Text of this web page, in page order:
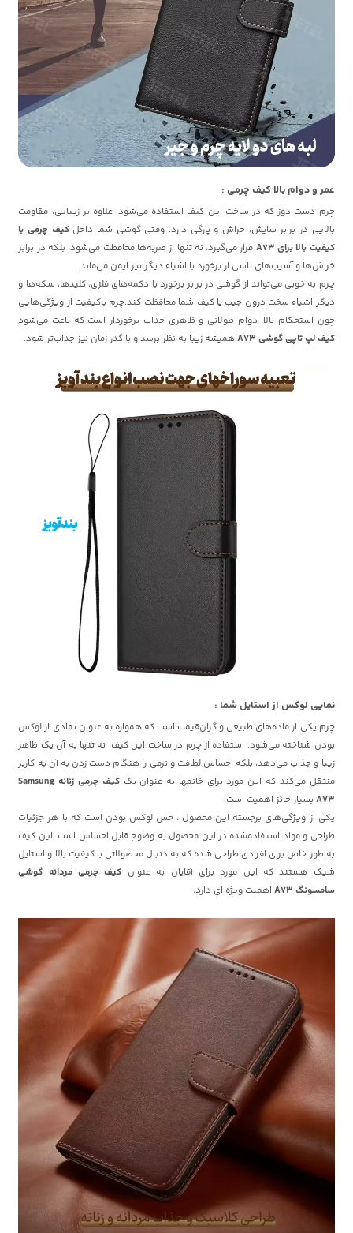
عمر و دوام بالا کیف چرمی :
چرم دست دوز که در ساخت این کیف استفاده می‌شود، علاوه بر زیبایی، مقاومت
بالایی در برابر سایش، خراش و پارگی دارد. وقتی گوشی شما داخلکیف چرمی با
کیفیت بالا برای A73
قرار می‌گیرد، نه تنها از ضربه‌ها محافظت می‌شود، بلکه در برابر
خراش‌ها و آسیب‌های ناشی از برخورد با اشیاء دیگر نیز ایمن می‌ماند.
چرم به خوبی می‌تواند از گوشی در برابر برخورد با دکمه‌های فلزی، کلیدها، سکه‌ها و
دیگر اشیاء سخت درون جیب یا کیف شما محافظت کند.چرم باکیفیت از ویژگی‌هایی
چون استحکام بالا، دوام طولانی و ظاهری جذاب برخوردار است که باعث می‌شود
کیف لپ تاپی گوشی A73
همیشه زیبا به نظر برسد و با گذر زمان نیز جذاب‌تر شود.
نمایی لوکس از استایل شما :
چرم یکی از ماده‌های طبیعی و گران‌قیمت است که همواره به عنوان نمادی از لوکس
بودن شناخته می‌شود. استفاده از چرم در ساخت این کیف، نه تنها به آن یک ظاهر
زیبا و جذاب می‌دهد، بلکه احساس لطافت و نرمی را هنگام دست زدن به آن به کاربر
منتقل می‌کند که این مورد برای خانمها به عنوان یک
کیف چرمی زنانه Samsung
A73 بسیار حائز اهمیت است.
یکی از ویژگی‌های برجسته این محصول ، حس لوکس بودن است که با هر جزئیات
طراحی و مواد استفاده‌شده در این محصول به وضوح قابل احساس است. این کیف
به طور خاص برای افرادی طراحی شده که به دنبال محصولاتی با کیفیت بالا و استایل
شیک هستند که این مورد برای آقایان به عنوان کیف چرمی مردانه گوشی
سامسونگ A73
اهمیت ویژه ای دارد.